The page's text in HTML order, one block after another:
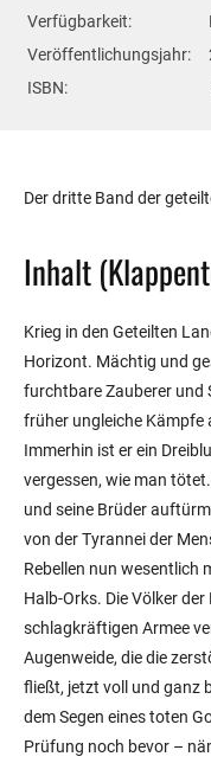
Verfügbarkeit:
Veröffentlichungsjahr:
ISBN:
Der dritte Band der
Inhalt
Krieg in den Geteilten
Horizont. Mächtig und
furchtbare Zauberer und
früher ungleiche
Immerhin ist er ein
vergessen, wie man
und seine Brüder
von der Tyrannei der
Rebellen nun wesentlich
Halb-Orks. Die Völker
schlagkräftigen Armee
Augenweide, die die
fließt, jetzt voll und ganz
dem Segen eines toten
Prüfung noch bevor –